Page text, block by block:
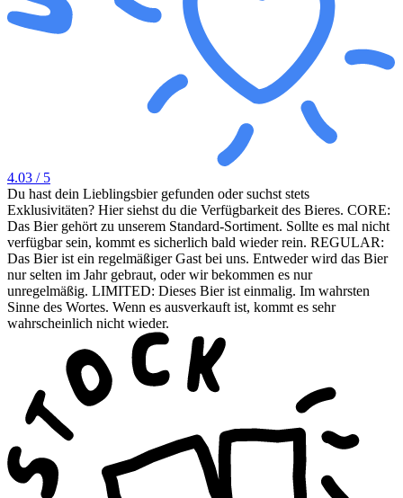
4.03 / 5
Du hast dein Lieblingsbier gefunden oder suchst stets
Exklusivitäten? Hier siehst du die Verfügbarkeit des Bieres. CORE:
Das Bier gehört zu unserem Standard-Sortiment. Sollte es mal nicht
verfügbar sein, kommt es sicherlich bald wieder rein. REGULAR:
Das Bier ist ein regelmäßiger Gast bei uns. Entweder wird das Bier
nur selten im Jahr gebraut, oder wir bekommen es nur
unregelmäßig. LIMITED: Dieses Bier ist einmalig. Im wahrsten
Sinne des Wortes. Wenn es ausverkauft ist, kommt es sehr
wahrscheinlich nicht wieder.